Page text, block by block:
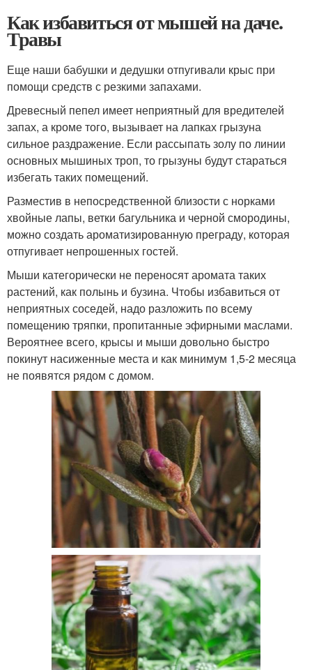
Как избавиться от мышей на даче.
Травы
Еще наши бабушки и дедушки отпугивали крыс при
помощи средств с резкими запахами.
Древесный пепел имеет неприятный для вредителей
запах, а кроме того, вызывает на лапках грызуна
сильное раздражение. Если рассыпать золу по линии
основных мышиных троп, то грызуны будут стараться
избегать таких помещений.
Разместив в непосредственной близости с норками
хвойные лапы, ветки багульника и черной смородины,
можно создать ароматизированную преграду, которая
отпугивает непрошенных гостей.
Мыши категорически не переносят аромата таких
растений, как полынь и бузина. Чтобы избавиться от
неприятных соседей, надо разложить по всему
помещению тряпки, пропитанные эфирными маслами.
Вероятнее всего, крысы и мыши довольно быстро
покинут насиженные места и как минимум 1,5-2 месяца
не появятся рядом с домом.